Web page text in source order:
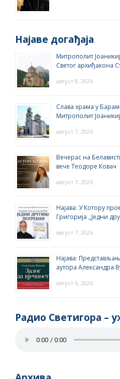
Најаве догађаја
Митрополит
Светог архиђакона
август 8, 2026
Слава храма у
Митрополит
август 7, 2026
Вечерас на
вече Теодоре Ковач
август 7, 2026
Најава: У Котору
Григорија ,,Једни
август 7, 2026
Најава:
аутора Александра
август 6, 2026
Радио Светигора –